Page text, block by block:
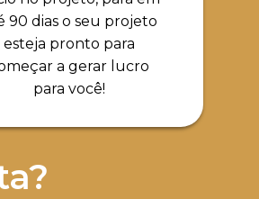
90 dias o seu projeto
esteja pronto para
a gerar lucro
para você!